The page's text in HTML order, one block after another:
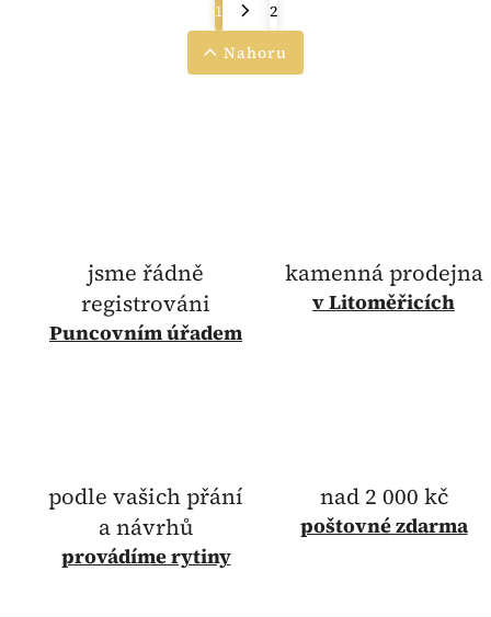
1
2
Nahoru
jsme řádně
registrováni
Puncovním úřadem
kamenná prodejna
v Litoměřicích
podle vašich přání
a návrhů
provádíme rytiny
nad 2 000 kč
poštovnézdarma